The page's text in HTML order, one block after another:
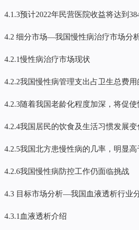
4.1.3预计2022年民营医院收益将达到
4.2 细分市场—我国慢性病治疗市场分
4.2.1慢性病治疗市场现状
4.2.2我国慢性病管理支出占卫生总费用
4.2.3随着我国老龄化程度加深，将促
4.2.4我国居民的饮食及生活习惯发展
4.2.5我国北方患慢性病的几率，明显
4.2.6我国慢性病防控工作仍面临挑战
4.3 目标市场分析—我国血液透析行业
4.3.1血液透析介绍